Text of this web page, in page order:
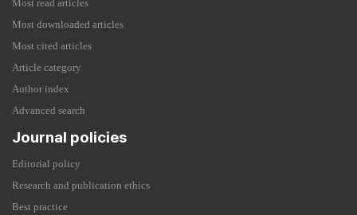
Most read articles
Most downloaded articles
Most cited articles
Article category
Author index
Advanced search
Journal policies
Editorial policy
Research and publication ethics
Best practice